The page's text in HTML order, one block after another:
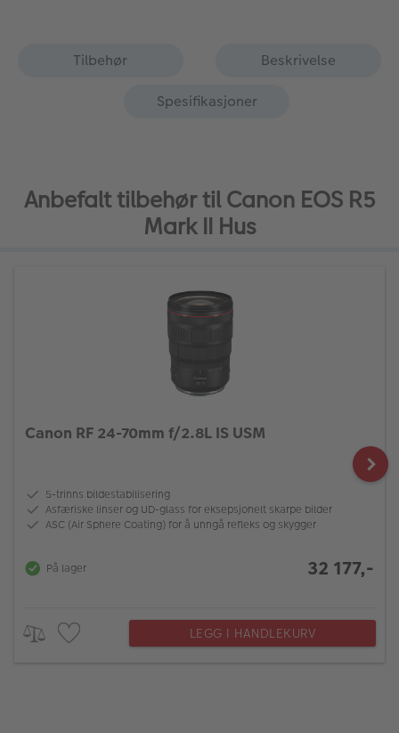
Tilbehør
Beskrivelse
Spesifikasjoner
Anbefalt tilbehør til Canon EOS R5
Mark II Hus
Canon RF 24-70mm f/2.8L IS USM
5-trinns bildestabilisering
Asfæriske linser og UD-glass for eksepsjonelt skarpe bilder
ASC (Air Sphere Coating) for å unngå refleks og skygger
På lager 32 177,-
LEGG I HANDLEKURV